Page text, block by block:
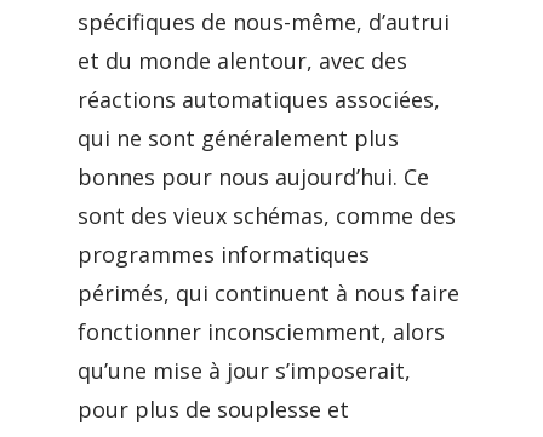
spécifiques de nous-même, d’autrui
et du monde alentour, avec des
réactions automatiques associées,
qui ne sont généralement plus
bonnes pour nous aujourd’hui. Ce
sont des vieux schémas, comme des
programmes informatiques
périmés, qui continuent à nous faire
fonctionner inconsciemment, alors
qu’une mise à jour s’imposerait,
pour plus de souplesse et